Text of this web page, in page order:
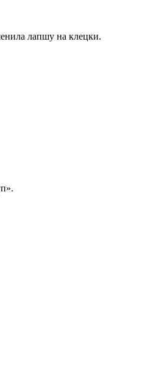
лапшу на клецки.